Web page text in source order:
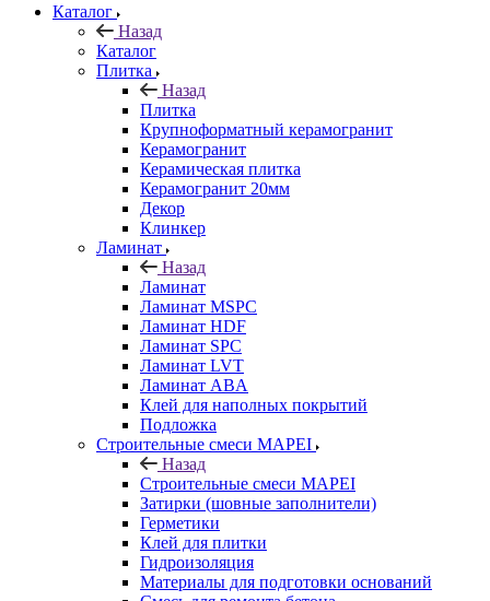
Каталог
Назад
Каталог
Плитка
Назад
Плитка
Крупноформатный керамогранит
Керамогранит
Керамическая плитка
Керамогранит 20мм
Декор
Клинкер
Ламинат
Назад
Ламинат
Ламинат MSPC
Ламинат HDF
Ламинат SPC
Ламинат LVT
Ламинат ABA
Клей для наполных покрытий
Подложка
Строительные смеси MAPEI
Назад
Строительные смеси MAPEI
Затирки (шовные заполнители)
Герметики
Клей для плитки
Гидроизоляция
Материалы для подготовки оснований